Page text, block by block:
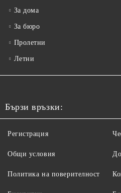
За дома
За бюро
Пролетни
Летни
Бързи връзки:
Регистрация
Общи условия
Политика на поверителност